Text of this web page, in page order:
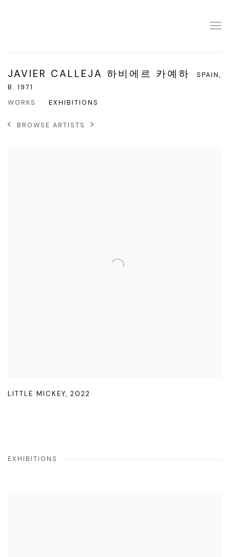
JAVIER CALLEJA 하비에르 카예하
SPAIN,
B. 1971
WORKS
EXHIBITIONS
BROWSE ARTISTS
LITTLE MICKEY,2022
EXHIBITIONS